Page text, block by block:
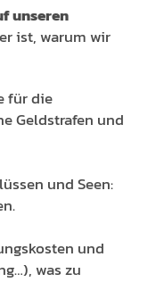
unseren
ist, warum wir
für die
Geldstrafen und
und Seen:
und
was zu